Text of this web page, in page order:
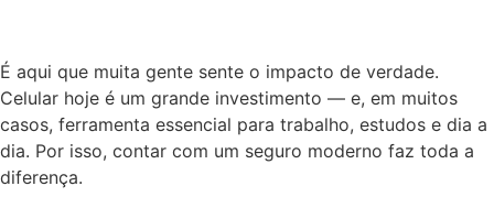
É aqui que muita gente sente o impacto de verdade.
Celular hoje é um grande investimento — e, em muitos
casos, ferramenta essencial para trabalho, estudos e dia a
dia. Por isso, contar com um seguro moderno faz toda a
diferença.